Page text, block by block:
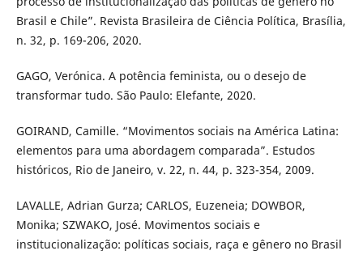
Brasil e Chile”. Revista Brasileira de Ciência Política, Brasília,
n. 32, p. 169-206, 2020.
GAGO, Verónica. A potência feminista, ou o desejo de
transformar tudo. São Paulo: Elefante, 2020.
GOIRAND, Camille. “Movimentos sociais na América Latina:
elementos para uma abordagem comparada”. Estudos
históricos, Rio de Janeiro, v. 22, n. 44, p. 323-354, 2009.
LAVALLE, Adrian Gurza; CARLOS, Euzeneia; DOWBOR,
Monika; SZWAKO, José. Movimentos sociais e
institucionalização: políticas sociais, raça e gênero no Brasil